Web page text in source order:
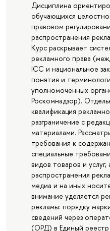
Дисциплина
обучающихся
правовом
распространения
Курс раскрывает
рекламного права
ICC и национальное
понятия и
уполномоченных
Роскомнадзор).
квалификация
разграничение с
материалами.
требования к
специальные
видов товаров и
распространения
медиа и на иных
внимание уделяется
рекламы: порядку
сведений через
(ОРД) в Единый